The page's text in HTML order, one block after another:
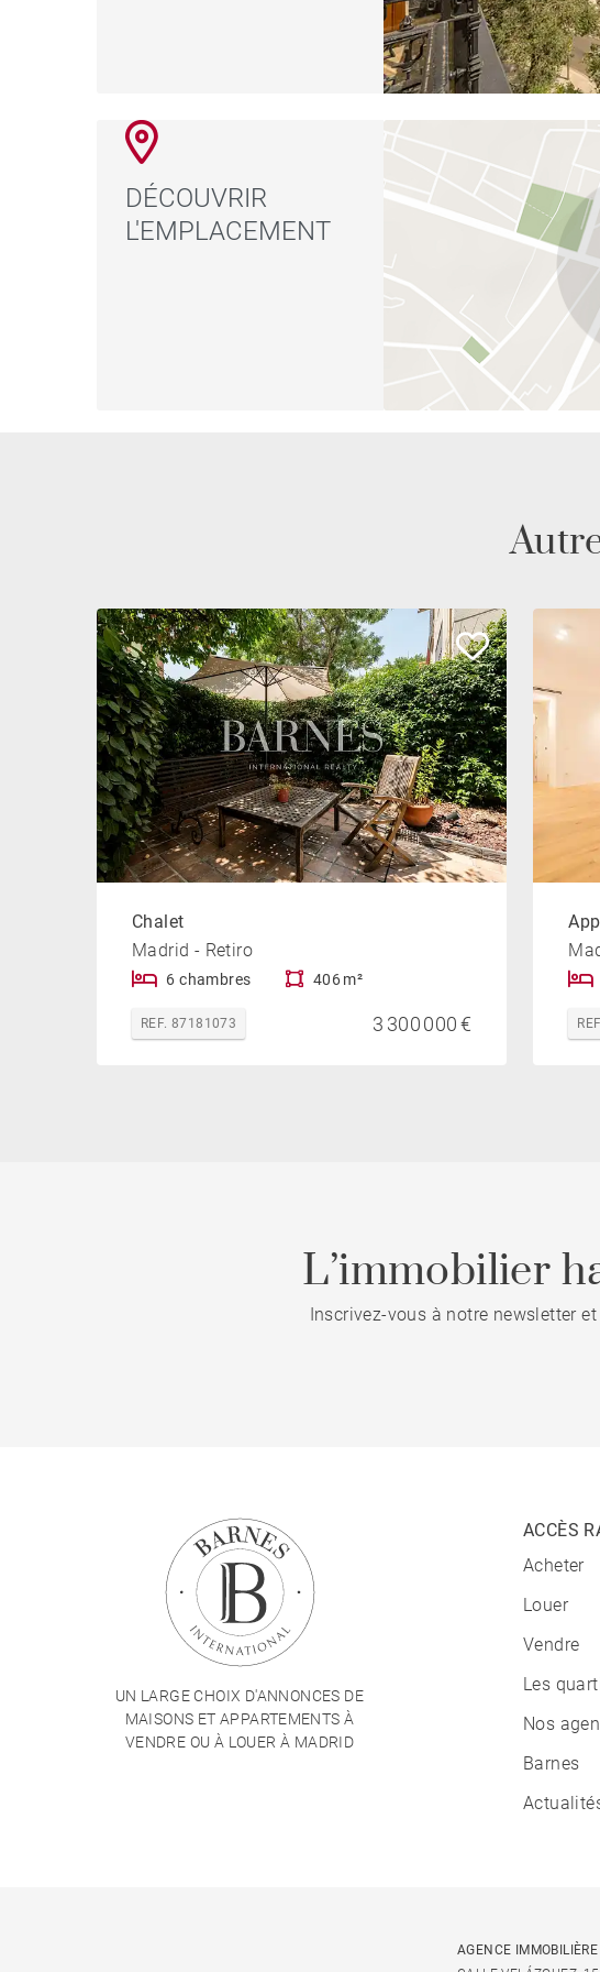
DÉCOUVRIR
L'EMPLACEMENT
Chalet
Madrid - Retiro
6 chambres 406 m²
REF. 87181073 3 300 000 €
L’immobilier
Inscrivez-vous à notre newsletter
UN LARGE CHOIX D'ANNONCES DE
MAISONS ET APPARTEMENTS À
VENDRE OU À LOUER À MADRID
ACCÈS
Acheter
Louer
Vendre
Les
Nos
Barnes
AGENCE